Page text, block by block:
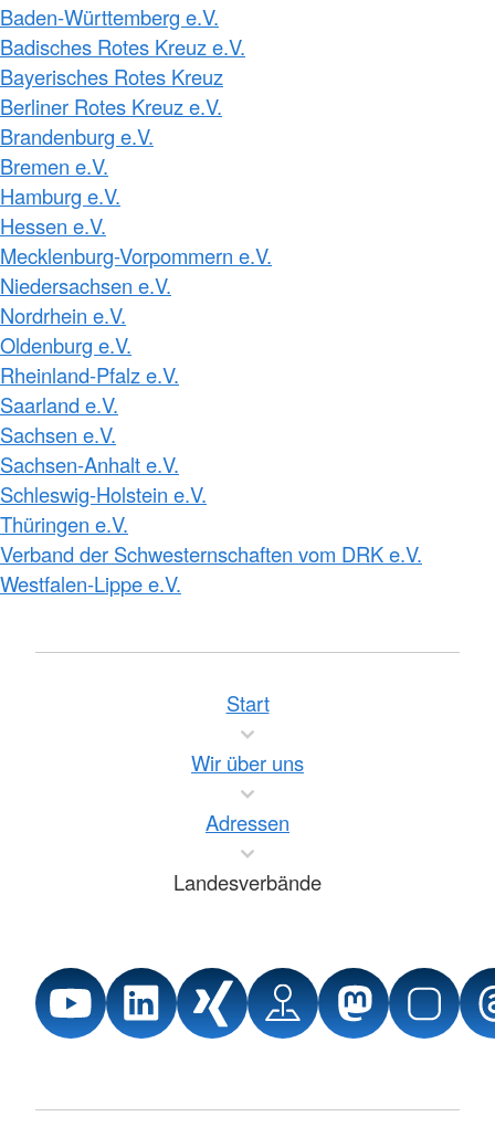
Baden-Württemberg e.V.
Badisches Rotes Kreuz e.V.
Bayerisches Rotes Kreuz
Berliner Rotes Kreuz e.V.
Brandenburg e.V.
Bremen e.V.
Hamburg e.V.
Hessen e.V.
Mecklenburg-Vorpommern e.V.
Niedersachsen e.V.
Nordrhein e.V.
Oldenburg e.V.
Rheinland-Pfalz e.V.
Saarland e.V.
Sachsen e.V.
Sachsen-Anhalt e.V.
Schleswig-Holstein e.V.
Thüringen e.V.
Verband der Schwesternschaften vom DRK e.V.
Westfalen-Lippe e.V.
Start
Wir über uns
Adressen
Landesverbände